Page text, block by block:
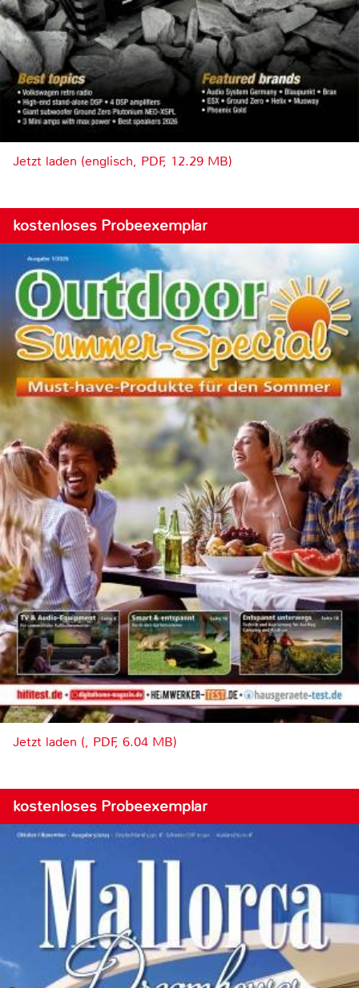
Jetzt laden (englisch, PDF, 12.29 MB)
kostenloses Probeexemplar
Jetzt laden (, PDF, 6.04 MB)
kostenloses Probeexemplar